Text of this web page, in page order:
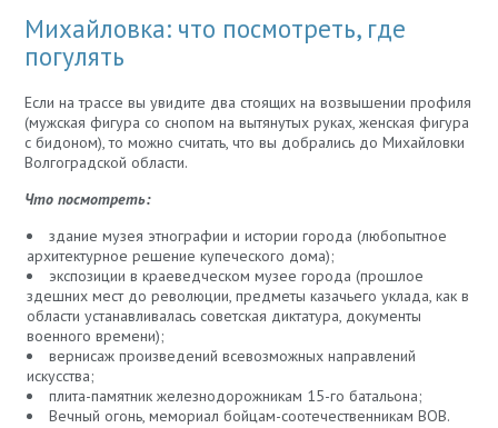
Михайловка: что посмотреть, где
погулять
Если на трассе вы увидите два стоящих на возвышении профиля
(мужская фигура со снопом на вытянутых руках, женская фигура
с бидоном), то можно считать, что вы добрались до Михайловки
Волгоградской области.
Что посмотреть:
здание музея этнографии и истории города (любопытное
архитектурное решение купеческого дома);
экспозиции в краеведческом музее города (прошлое
здешних мест до революции, предметы казачьего уклада, как в
области устанавливалась советская диктатура, документы
военного времени);
вернисаж произведений всевозможных направлений
искусства;
плита-памятник железнодорожникам 15-го батальона;
Вечный огонь, мемориал бойцам-соотечественникам ВОВ.